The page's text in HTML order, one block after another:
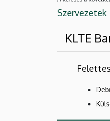
Szervezetek
KLTE